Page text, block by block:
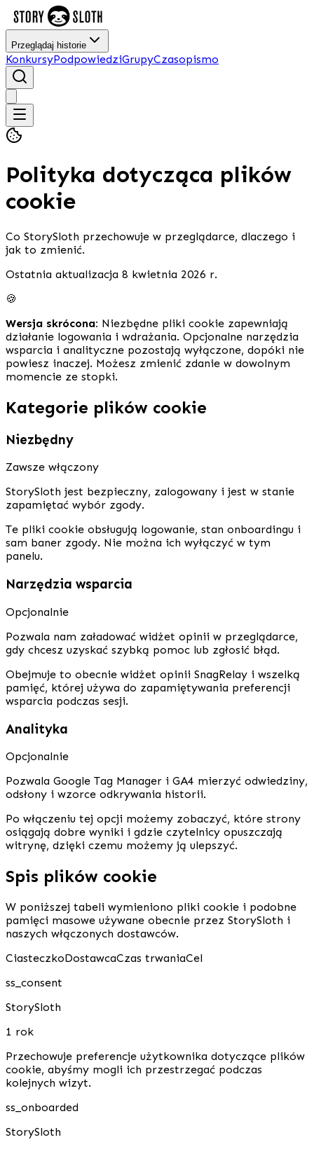
Przeglądaj historie
KonkursyPodpowiedziGrupyCzasopismo
Polityka dotycząca plików
cookie
Co StorySloth przechowuje w przeglądarce, dlaczego i
jak to zmienić.
Ostatnia aktualizacja 8 kwietnia 2026 r.
🍪
Wersja skrócona: Niezbędne pliki cookie zapewniają
działanie logowania i wdrażania. Opcjonalne narzędzia
wsparcia i analityczne pozostają wyłączone, dopóki nie
powiesz inaczej. Możesz zmienić zdanie w dowolnym
momencie ze stopki.
Kategorie plików cookie
Niezbędny
Zawsze włączony
StorySloth jest bezpieczny, zalogowany i jest w stanie
zapamiętać wybór zgody.
Te pliki cookie obsługują logowanie, stan onboardingu i
sam baner zgody. Nie można ich wyłączyć w tym
panelu.
Narzędzia wsparcia
Opcjonalnie
Pozwala nam załadować widżet opinii w przeglądarce,
gdy chcesz uzyskać szybką pomoc lub zgłosić błąd.
Obejmuje to obecnie widżet opinii SnagRelay i wszelką
pamięć, której używa do zapamiętywania preferencji
wsparcia podczas sesji.
Analityka
Opcjonalnie
Pozwala Google Tag Manager i GA4 mierzyć odwiedziny,
odsłony i wzorce odkrywania historii.
Po włączeniu tej opcji możemy zobaczyć, które strony
osiągają dobre wyniki i gdzie czytelnicy opuszczają
witrynę, dzięki czemu możemy ją ulepszyć.
Spis plików cookie
W poniższej tabeli wymieniono pliki cookie i podobne
pamięci masowe używane obecnie przez StorySloth i
naszych włączonych dostawców.
CiasteczkoDostawcaCzas trwaniaCel
ss_consent
StorySloth
1 rok
Przechowuje preferencje użytkownika dotyczące plików
cookie, abyśmy mogli ich przestrzegać podczas
kolejnych wizyt.
ss_onboarded
StorySloth